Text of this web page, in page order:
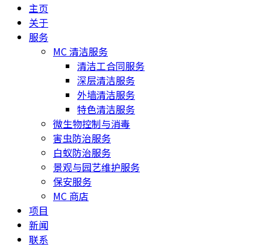
主页
关于
服务
MC 清洁服务
清洁工合同服务
深层清洁服务
外墙清洁服务
特色清洁服务
微生物控制与消毒
害虫防治服务
白蚁防治服务
景观与园艺维护服务
保安服务
MC 商店
项目
新闻
联系